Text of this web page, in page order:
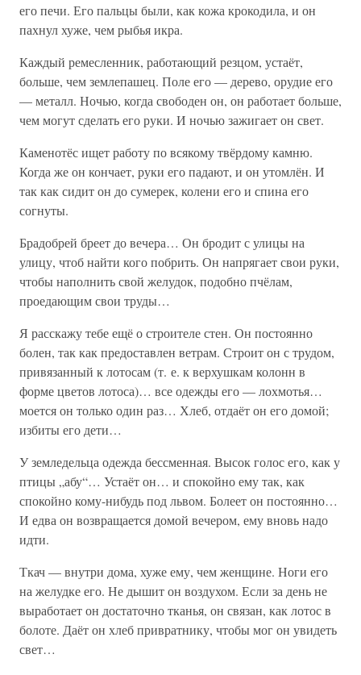
его печи. Его пальцы были, как кожа крокодила, и он
пахнул хуже, чем рыбья икра.
Каждый ремесленник, работающий резцом, устаёт,
больше, чем землепашец. Поле его — дерево, орудие его
— металл. Ночью, когда свободен он, он работает больше,
чем могут сделать его руки. И ночью зажигает он свет.
Каменотёс ищет работу по всякому твёрдому камню.
Когда же он кончает, руки его падают, и он утомлён. И
так как сидит он до сумерек, колени его и спина его
согнуты.
Брадобрей бреет до вечера… Он бродит с улицы на
улицу, чтоб найти кого побрить. Он напрягает свои руки,
чтобы наполнить свой желудок, подобно пчёлам,
проедающим свои труды…
Я расскажу тебе ещё о строителе стен. Он постоянно
болен, так как предоставлен ветрам. Строит он с трудом,
привязанный к лотосам (т. е. к верхушкам колонн в
форме цветов лотоса)… все одежды его — лохмотья…
моется он только один раз… Хлеб, отдаёт он его домой;
избиты его дети…
У земледельца одежда бессменная. Высок голос его, как у
птицы „абу“… Устаёт он… и спокойно ему так, как
спокойно кому-нибудь под львом. Болеет он постоянно…
И едва он возвращается домой вечером, ему вновь надо
идти.
Ткач — внутри дома, хуже ему, чем женщине. Ноги его
на желудке его. Не дышит он воздухом. Если за день не
выработает он достаточно тканья, он связан, как лотос в
болоте. Даёт он хлеб привратнику, чтобы мог он увидеть
свет…